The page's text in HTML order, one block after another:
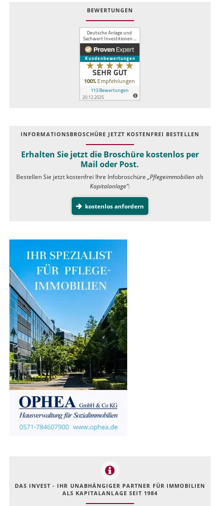
BEWERTUNGEN
INFOR­MATIONS­BROSCHÜRE JETZT KOSTEN­FREI BESTELLEN
Erhalten Sie jetzt die Broschüre kostenlos per
Mail oder Post.
Bestellen Sie jetzt kostenfrei Ihre Infobroschüre„Pflegeimmobilien als
Kapitalanlage”:
kostenlos anfordern
DAS INVEST - IHR UNABHÄNGIGER PARTNER FÜR IMMOBILIEN
ALS KAPITALANLAGE SEIT 1984